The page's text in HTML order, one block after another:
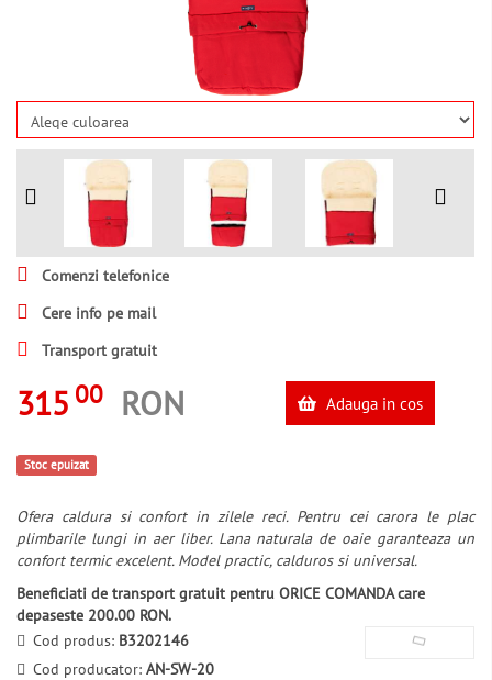
Comenzi telefonice
Cere info pe mail
Transport gratuit
315 00 RON Adauga in cos
Stoc epuizat
Ofera caldura si confort in zilele reci. Pentru cei carora le plac
plimbarile lungi in aer liber. Lana naturala de oaie garanteaza un
confort termic excelent. Model practic, calduros si universal.
Beneficiati de transport gratuit pentru ORICE COMANDA care
depaseste 200.00 RON.
Cod produs: B3202146
Cod producator: AN-SW-20